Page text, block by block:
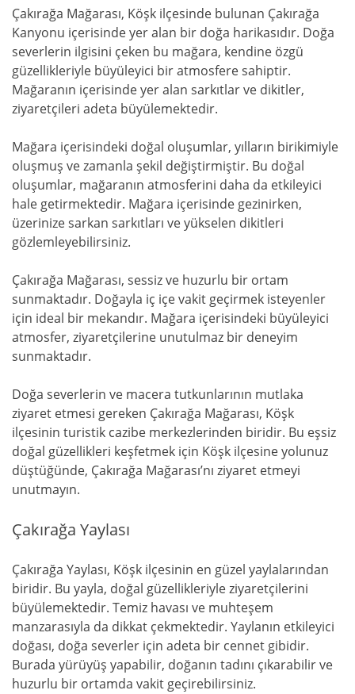
Çakırağa Mağarası, Köşk ilçesinde bulunan Çakırağa
Kanyonu içerisinde yer alan bir doğa harikasıdır. Doğa
severlerin ilgisini çeken bu mağara, kendine özgü
güzellikleriyle büyüleyici bir atmosfere sahiptir.
Mağaranın içerisinde yer alan sarkıtlar ve dikitler,
ziyaretçileri adeta büyülemektedir.
Mağara içerisindeki doğal oluşumlar, yılların birikimiyle
oluşmuş ve zamanla şekil değiştirmiştir. Bu doğal
oluşumlar, mağaranın atmosferini daha da etkileyici
hale getirmektedir. Mağara içerisinde gezinirken,
üzerinize sarkan sarkıtları ve yükselen dikitleri
gözlemleyebilirsiniz.
Çakırağa Mağarası, sessiz ve huzurlu bir ortam
sunmaktadır. Doğayla iç içe vakit geçirmek isteyenler
için ideal bir mekandır. Mağara içerisindeki büyüleyici
atmosfer, ziyaretçilerine unutulmaz bir deneyim
sunmaktadır.
Doğa severlerin ve macera tutkunlarının mutlaka
ziyaret etmesi gereken Çakırağa Mağarası, Köşk
ilçesinin turistik cazibe merkezlerinden biridir. Bu eşsiz
doğal güzellikleri keşfetmek için Köşk ilçesine yolunuz
düştüğünde, Çakırağa Mağarası’nı ziyaret etmeyi
unutmayın.
Çakırağa Yaylası
Çakırağa Yaylası, Köşk ilçesinin en güzel yaylalarından
biridir. Bu yayla, doğal güzellikleriyle ziyaretçilerini
büyülemektedir. Temiz havası ve muhteşem
manzarasıyla da dikkat çekmektedir. Yaylanın etkileyici
doğası, doğa severler için adeta bir cennet gibidir.
Burada yürüyüş yapabilir, doğanın tadını çıkarabilir ve
huzurlu bir ortamda vakit geçirebilirsiniz.